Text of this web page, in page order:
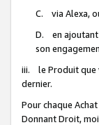
C. via Alexa,
D. en ajoutant
son
iii. le Produit que
dernier.
Pour chaque
Donnant Droit,